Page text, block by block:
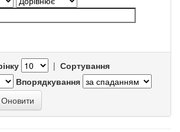
| Сортування
Впорядкування